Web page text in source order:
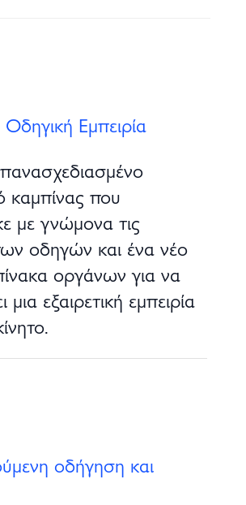
Εμπειρία
καμπίνας που
με γνώμονα τις
οδηγών και ένα νέο
οργάνων για να
εξαιρετική εμπειρία
οδήγηση και